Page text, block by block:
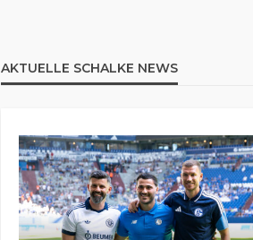
AKTUELLE SCHALKE NEWS